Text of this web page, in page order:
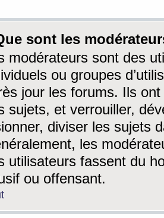
sont les
modérateurs sont des
ou groupes
jour les forums. Ils ont
sujets, et verrouiller,
diviser les sujets
les
utilisateurs fassent du
ou offensant.